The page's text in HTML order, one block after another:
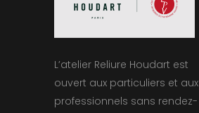
L’atelier Reliure Houdart est
ouvert aux particuliers et aux
professionnels sans rendez-